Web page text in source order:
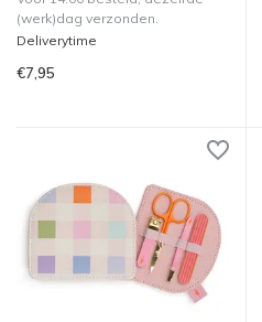
(werk)dag verzonden.
Deliverytime
€7,95